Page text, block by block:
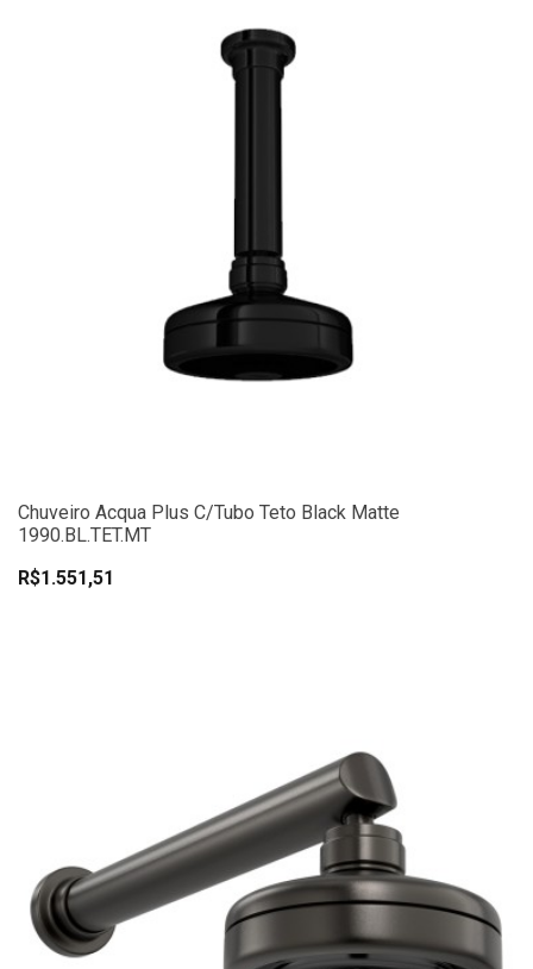
Chuveiro Acqua Plus C/Tubo Teto Black Matte
1990.BL.TET.MT
R$1.551,51